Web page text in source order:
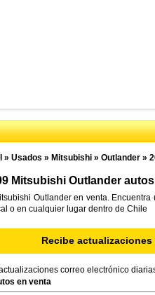
» Usados » Mitsubishi» Outlander»
Mitsubishi Outlander
Outlander en venta.
o en cualquier lugar dentro de Chile
Recibe
correo electrónico
en venta